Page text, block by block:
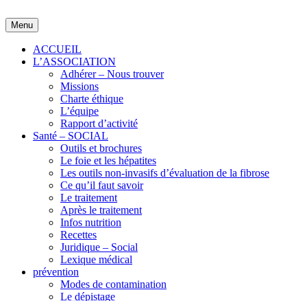
to
content
Menu
ACCUEIL
L’ASSOCIATION
Adhérer – Nous trouver
Missions
Charte éthique
L’équipe
Rapport d’activité
Santé – SOCIAL
Outils et brochures
Le foie et les hépatites
Les outils non-invasifs d’évaluation de la fibrose
Ce qu’il faut savoir
Le traitement
Après le traitement
Infos nutrition
Recettes
Juridique – Social
Lexique médical
prévention
Modes de contamination
Le dépistage